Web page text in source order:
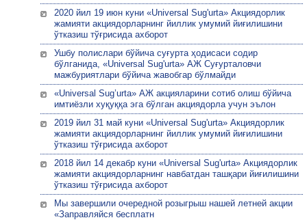
2020 йил 19 июн куни «Universal Sug'urta» Акциядорлик
жамияти акциядорларнинг йиллик умумий йиғилишини
ўтказиш тўғрисида ахборот
Ушбу полислари бўйича суғурта ҳодисаси содир
бўлганида, «Universal Sug'urta» АЖ Суғурталовчи
мажбуриятлари бўйича жавобгар бўлмайди
«Universal Sug’urta» АЖ акцияларини сотиб олиш бўйича
имтиёзли хуқуққа эга бўлган акциядорла учун эълон
2019 йил 31 май куни «Universal Sug'urta» Акциядорлик
жамияти акциядорларнинг йиллик умумий йиғилишини
ўтказиш тўғрисида ахборот
2018 йил 14 декабр куни «Universal Sug'urta» Акциядорлик
жамияти акциядорларнинг навбатдан ташқари йиғилишини
ўтказиш тўғрисида ахборот
Мы завершили очередной розыгрыш нашей летней акции
«Заправляйся бесплатн